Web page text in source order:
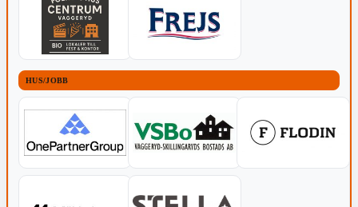
HUS/JOBB